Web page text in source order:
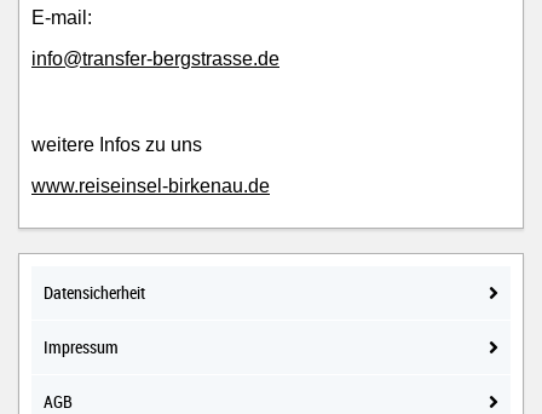
E-mail:
info@transfer-bergstrasse.de
weitere Infos zu uns
www.reiseinsel-birkenau.de
Datensicherheit
Impressum
AGB